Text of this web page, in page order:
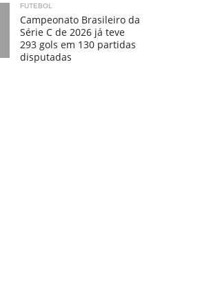
FUTEBOL
Campeonato Brasileiro da
Série C de 2026 já teve
293 gols em 130 partidas
disputadas